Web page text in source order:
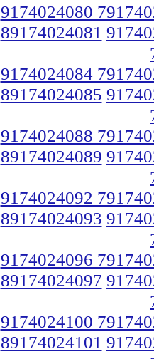
9174024080
89174024081
9174024084
89174024085
9174024088
89174024089
9174024092
89174024093
9174024096
89174024097
9174024100
89174024101